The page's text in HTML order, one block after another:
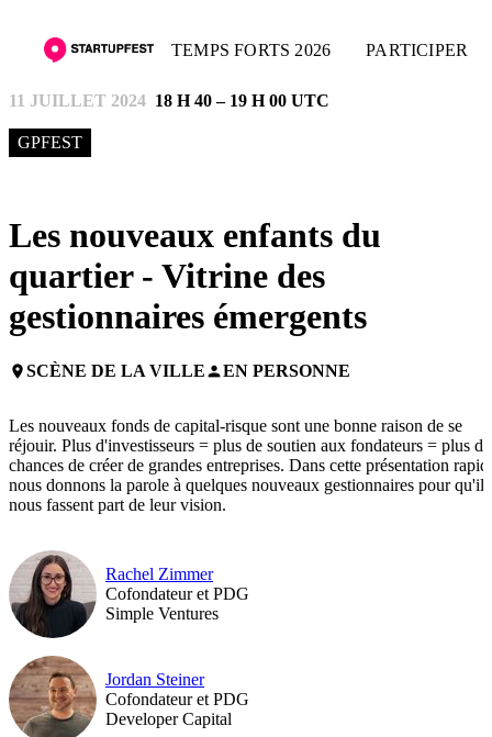
TEMPS FORTS 2026 PARTICIPER
11 JUILLET 2024 18 H 40 – 19 H 00 UTC
GPFEST
Les nouveaux enfants du
quartier - Vitrine des
gestionnaires émergents
placeSCÈNE DE LA VILLEpersonEN PERSONNE
Les nouveaux fonds de capital-risque sont une bonne raison de se
réjouir. Plus d'investisseurs = plus de soutien aux fondateurs = plus de
chances de créer de grandes entreprises. Dans cette présentation
nous donnons la parole à quelques nouveaux gestionnaires pour qu'ils
nous fassent part de leur vision.
Rachel Zimmer
Cofondateur et PDG
Simple Ventures
Jordan Steiner
Cofondateur et PDG
Developer Capital